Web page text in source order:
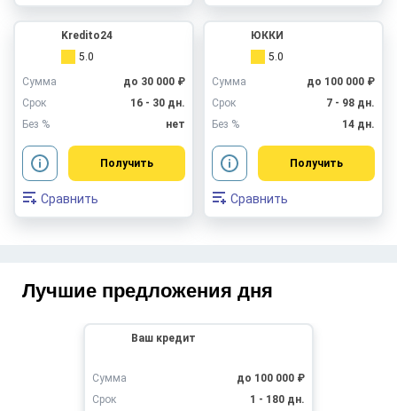
Kredito24
5.0
Сумма
до 30 000 ₽
Срок
16 - 30 дн.
Без %
нет
Получить
Сравнить
ЮККИ
5.0
Сумма
до 100 000 ₽
Срок
7 - 98 дн.
Без %
14 дн.
Получить
Сравнить
Лучшие предложения дня
Ваш кредит
Сумма
до 100 000 ₽
Срок
1 - 180 дн.